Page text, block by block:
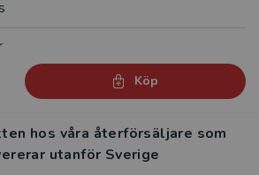
Köp
hos våra återförsäljare som
utanför Sverige